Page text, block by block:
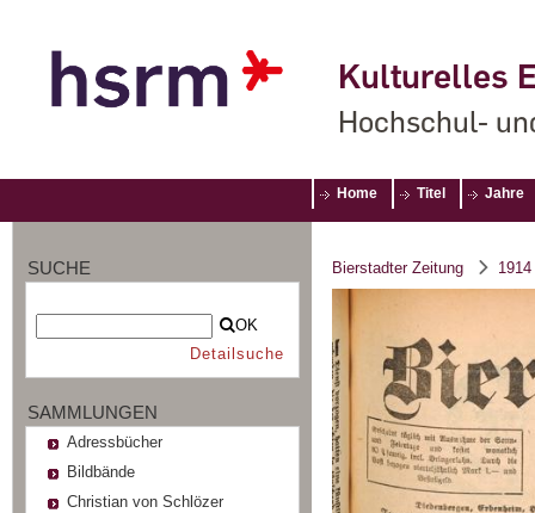
Kulturelles
Hochschul-
Home Titel Jahre
SUCHE
OK
Detailsuche
SAMMLUNGEN
Adressbücher
Bildbände
Christian von Schlözer
Bierstadter Zeitung 1914